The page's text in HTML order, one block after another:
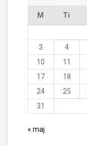
M Ti
3
4
10
11
17
18
24
25
31
« maj